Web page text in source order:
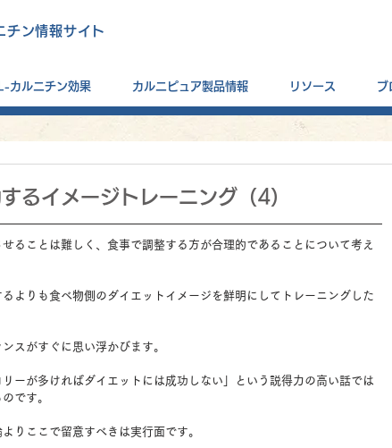
チン情報サイト
L-カルニチン効果 カルニピュア製品情報 リソース ブ
るイメージトレーニング（4）
ることは難しく、食事で調整する方が合理的であることについて考え
よりも食べ物側のダイエットイメージを鮮明にしてトレーニングした
スがすぐに思い浮かびます。
ーが多ければダイエットには成功しない」という説得力の高い話では
です。
りここで留意すべきは実行面です。